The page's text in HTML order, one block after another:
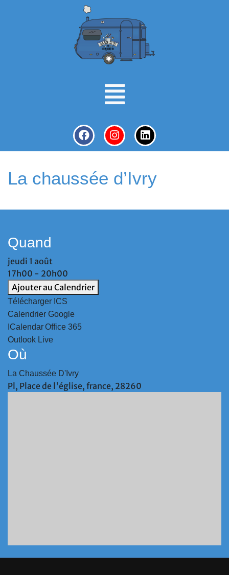
La chaussée d’Ivry
Quand
jeudi 1 août
17h00 - 20h00
Ajouter au Calendrier
Télécharger ICS
Calendrier Google
ICalendarOffice 365
Outlook Live
Où
La Chaussée D'Ivry
Pl, Place de l'église, france, 28260